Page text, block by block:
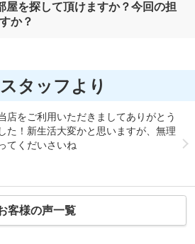
屋を探して頂けますか？今回の担
か？
タッフより
店をご利用いただきましてありがとう
た！新生活大変かと思いますが、無理
てくだいさいね
客様の声一覧